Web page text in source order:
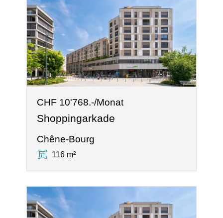
CHF 10'768.-/Monat
Shoppingarkade
Chêne-Bourg
116 m²